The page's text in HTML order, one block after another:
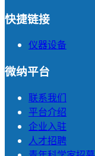
快捷链接
仪器设备
微纳平台
联系我们
平台介绍
企业入驻
人才招聘